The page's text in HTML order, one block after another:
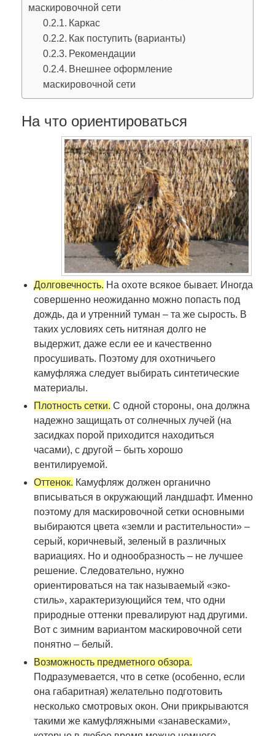
маскировочной сети
Каркас
Как поступить (варианты)
Рекомендации
Внешнее оформление
маскировочной сети
На что ориентироваться
Долговечность. На охоте всякое бывает. Иногда
совершенно неожиданно можно попасть под
дождь, да и утренний туман – та же сырость. В
таких условиях сеть нитяная долго не
выдержит, даже если ее и качественно
просушивать. Поэтому для охотничьего
камуфляжа следует выбирать синтетические
материалы.
Плотность сетки. С одной стороны, она должна
надежно защищать от солнечных лучей (на
засидках порой приходится находиться
часами), с другой – быть хорошо
вентилируемой.
Оттенок. Камуфляж должен органично
вписываться в окружающий ландшафт. Именно
поэтому для маскировочной сетки основными
выбираются цвета «земли и растительности» –
серый, коричневый, зеленый в различных
вариациях. Но и однообразность – не лучшее
решение. Следовательно, нужно
ориентироваться на так называемый «эко-
стиль», характеризующийся тем, что одни
природные оттенки превалируют над другими.
Вот с зимним вариантом маскировочной сети
понятно – белый.
Возможность предметного обзора.
Подразумевается, что в сетке (особенно, если
она габаритная) желательно подготовить
несколько смотровых окон. Они прикрываются
такими же камуфляжными «занавесками»,